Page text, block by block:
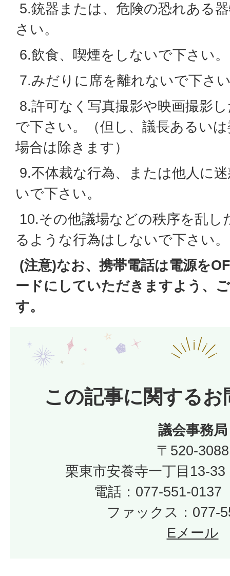
5.銃器または、危険の恐れある
さい。
6.飲食、喫煙をしないで下さい。
7.みだりに席を離れないで下さ
8.許可なく写真撮影や映画撮影
で下さい。（但し、議長あるい
場合は除きます）
9.不体裁な行為、または他人に
いで下さい。
10.その他議場などの秩序を乱し
るような行為はしないで下さい。
(注意)なお、携帯電話は電源を
ードにしていただきますよう、
す。
この記事に関するお
議会事務局
〒520-3088
栗東市安養寺一丁目13-
電話：077-551-0137
ファックス：077-
Eメール